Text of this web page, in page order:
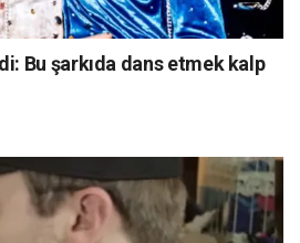
Bu şarkıda dans etmek kalp